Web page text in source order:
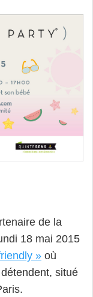
de la
18 mai 2015
» où
situé